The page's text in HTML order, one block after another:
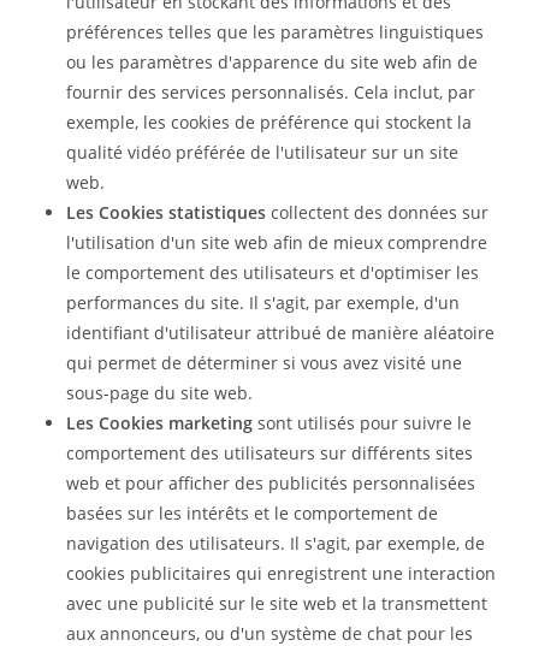
préférences telles que les paramètres linguistiques
ou les paramètres d'apparence du site web afin de
fournir des services personnalisés. Cela inclut, par
exemple, les cookies de préférence qui stockent la
qualité vidéo préférée de l'utilisateur sur un site
web.
Les Cookies statistiques collectent des données sur
l'utilisation d'un site web afin de mieux comprendre
le comportement des utilisateurs et d'optimiser les
performances du site. Il s'agit, par exemple, d'un
identifiant d'utilisateur attribué de manière aléatoire
qui permet de déterminer si vous avez visité une
sous-page du site web.
Les Cookies marketing sont utilisés pour suivre le
comportement des utilisateurs sur différents sites
web et pour afficher des publicités personnalisées
basées sur les intérêts et le comportement de
navigation des utilisateurs. Il s'agit, par exemple, de
cookies publicitaires qui enregistrent une interaction
avec une publicité sur le site web et la transmettent
aux annonceurs, ou d'un système de chat pour les